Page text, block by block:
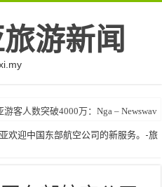
游新闻
客人数突破4000万：Nga – Newswav
欢迎中国东部航空公司的新服务。-旅